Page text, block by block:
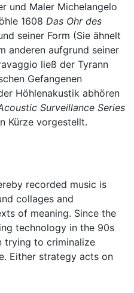
und Maler Michelangelo
1608 Das Ohr des
seiner Form (Sie ähnelt
anderen aufgrund seiner
ließ der Tyrann
Gefangenen
Höhlenakustik abhören
Surveillance Series
Kürze vorgestellt.
recorded music is
collages and
of meaning. Since the
technology in the 90s
trying to criminalize
Either strategy acts on